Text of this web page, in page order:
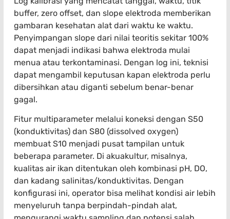
buffer, zero offset, dan slope elektroda memberikan
gambaran kesehatan alat dari waktu ke waktu.
Penyimpangan slope dari nilai teoritis sekitar 100%
dapat menjadi indikasi bahwa elektroda mulai
menua atau terkontaminasi. Dengan log ini, teknisi
dapat mengambil keputusan kapan elektroda perlu
dibersihkan atau diganti sebelum benar-benar
gagal.
Fitur multiparameter melalui koneksi dengan S50
(konduktivitas) dan S80 (dissolved oxygen)
membuat S10 menjadi pusat tampilan untuk
beberapa parameter. Di akuakultur, misalnya,
kualitas air ikan ditentukan oleh kombinasi pH, DO,
dan kadang salinitas/konduktivitas. Dengan
konfigurasi ini, operator bisa melihat kondisi air lebih
menyeluruh tanpa berpindah-pindah alat,